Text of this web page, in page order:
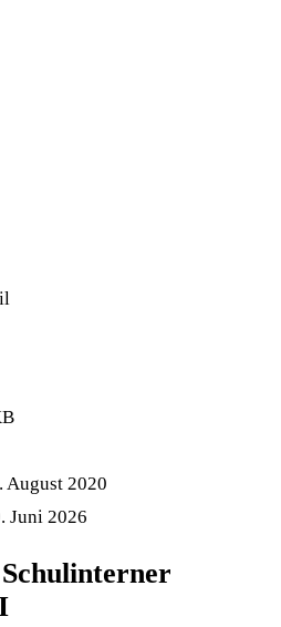
August 2020
Juni 2026